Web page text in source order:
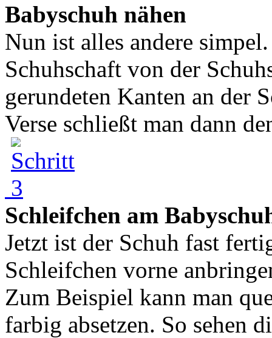
Babyschuh nähen
Nun ist alles andere
Schuhschaft von der
gerundeten Kanten an der
Verse schließt man dann
Schleifchen am
Jetzt ist der Schuh fast
Schleifchen vorne
Zum Beispiel kann man
farbig absetzen. So sehen